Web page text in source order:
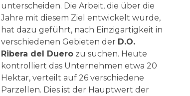
unterscheiden. Die Arbeit, die über die
Jahre mit diesem Ziel entwickelt wurde,
hat dazu geführt, nach Einzigartigkeit in
verschiedenen Gebieten der D.O.
Ribera del Duerozu suchen. Heute
kontrolliert das Unternehmen etwa 20
Hektar, verteilt auf 26 verschiedene
Parzellen. Dies ist der Hauptwert der